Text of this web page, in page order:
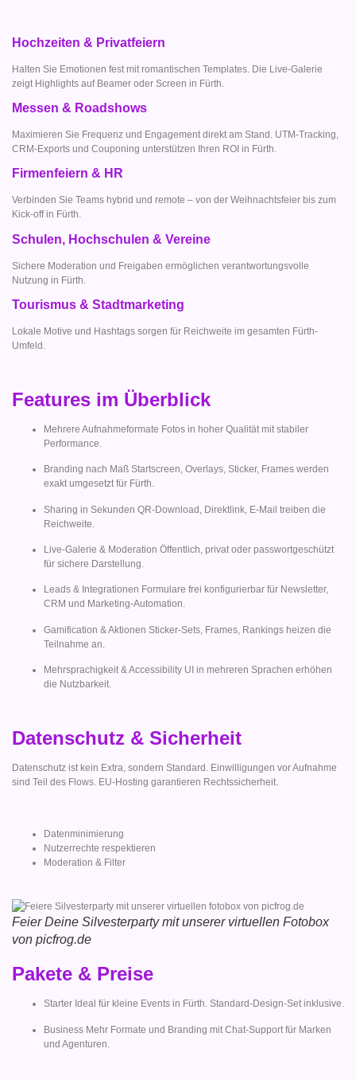
Hochzeiten & Privatfeiern
Halten Sie Emotionen fest mit romantischen Templates. Die Live-Galerie
zeigt Highlights auf Beamer oder Screen in Fürth.
Messen & Roadshows
Maximieren Sie Frequenz und Engagement direkt am Stand. UTM-Tracking,
CRM-Exports und Couponing unterstützen Ihren ROI in Fürth.
Firmenfeiern & HR
Verbinden Sie Teams hybrid und remote – von der Weihnachtsfeier bis zum
Kick-off in Fürth.
Schulen, Hochschulen & Vereine
Sichere Moderation und Freigaben ermöglichen verantwortungsvolle
Nutzung in Fürth.
Tourismus & Stadtmarketing
Lokale Motive und Hashtags sorgen für Reichweite im gesamten Fürth-
Umfeld.
Features im Überblick
Mehrere Aufnahmeformate Fotos in hoher Qualität mit stabiler
Performance.
Branding nach Maß Startscreen, Overlays, Sticker, Frames werden
exakt umgesetzt für Fürth.
Sharing in Sekunden QR-Download, Direktlink, E-Mail treiben die
Reichweite.
Live-Galerie & Moderation Öffentlich, privat oder passwortgeschützt
für sichere Darstellung.
Leads & Integrationen Formulare frei konfigurierbar für Newsletter,
CRM und Marketing-Automation.
Gamification & Aktionen Sticker-Sets, Frames, Rankings heizen die
Teilnahme an.
Mehrsprachigkeit & Accessibility UI in mehreren Sprachen erhöhen
die Nutzbarkeit.
Datenschutz & Sicherheit
Datenschutz ist kein Extra, sondern Standard. Einwilligungen vor Aufnahme
sind Teil des Flows. EU-Hosting garantieren Rechtssicherheit.
Datenminimierung
Nutzerrechte respektieren
Moderation & Filter
Feier Deine Silvesterparty mit unserer virtuellen Fotobox
von picfrog.de
Pakete & Preise
Starter Ideal für kleine Events in Fürth. Standard-Design-Set inklusive.
Business Mehr Formate und Branding mit Chat-Support für Marken
und Agenturen.